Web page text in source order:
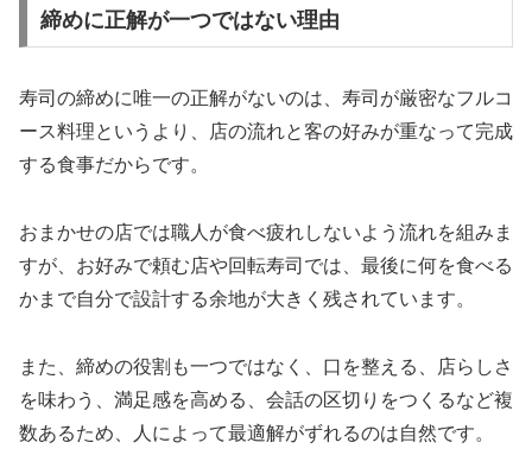
締めに正解が一つではない理由
寿司の締めに唯一の正解がないのは、寿司が厳密なフルコ
ース料理というより、店の流れと客の好みが重なって完成
する食事だからです。
おまかせの店では職人が食べ疲れしないよう流れを組みま
すが、お好みで頼む店や回転寿司では、最後に何を食べる
かまで自分で設計する余地が大きく残されています。
また、締めの役割も一つではなく、口を整える、店らしさ
を味わう、満足感を高める、会話の区切りをつくるなど複
数あるため、人によって最適解がずれるのは自然です。